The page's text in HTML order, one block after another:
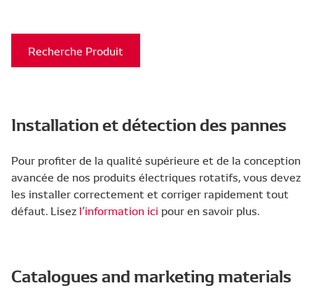
Recherche Produit
Installation et détection des pannes
Pour profiter de la qualité supérieure et de la conception
avancée de nos produits électriques rotatifs, vous devez
les installer correctement et corriger rapidement tout
défaut. Lisezl’information ici pour en savoir plus.
Catalogues and marketing materials